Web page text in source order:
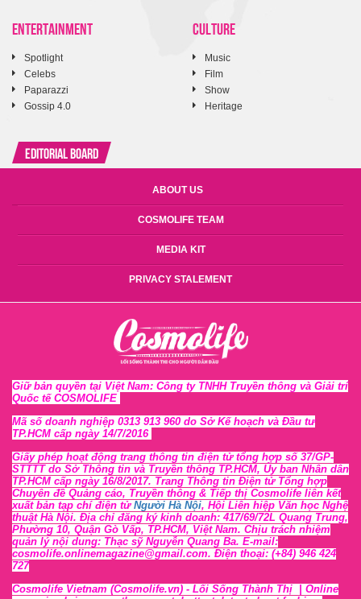
ENTERTAINMENT
Spotlight
Celebs
Paparazzi
Gossip 4.0
CULTURE
Music
Film
Show
Heritage
Editorial Board
ABOUT US
COSMOLIFE TEAM
MEDIA KIT
PRIVACY STALEMENT
Giữ bản quyền tại Việt Nam: Công ty TNHH Truyền thông và Giải trí
Quốc tế COSMOLIFE
Mã số doanh nghiệp 0313 913 960 do Sở Kế hoạch và Đầu tư
TP.HCM cấp ngày 14/7/2016
Giấy phép hoạt động trang thông tin điện tử tổng hợp số 37/GP-
STTTT do Sở Thông tin và Truyền thông TP.HCM, Ủy ban Nhân dân
TP.HCM cấp ngày 16/8/2017. Trang Thông tin Điện tử Tổng hợp
Chuyên đề Quảng cáo, Truyền thông & Tiếp thị Cosmolife liên kết
xuất bản tạp chí điện tử Người Hà Nội, Hội Liên hiệp Văn học Nghệ
thuật Hà Nội. Địa chỉ đăng ký kinh doanh: 417/69/72L Quang Trung,
Phường 10, Quận Gò Vấp, TP.HCM, Việt Nam. Chịu trách nhiệm
quản lý nội dung: Thạc sỹ Nguyễn Quang Ba. E-mail:
cosmolife.onlinemagazine@gmail.com. Điện thoại: (+84) 946 424
727
Cosmolife Vietnam (Cosmolife.vn) - Lối Sống Thành Thị | Online